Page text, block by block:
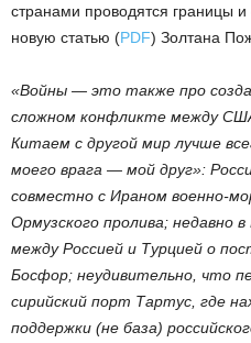
странами проводятся границы
новую статью (PDF) Золтана
«Войны — это также про
сложном конфликте между
Китаем с другой мир лучше
моего врага — мой друг»:
совместно с Ираном военно-
Ормузского пролива; недавно
между Россией и Турцией о
Босфор; неудивительно, что
сирийский порт Тартус, где
поддержки (не база)